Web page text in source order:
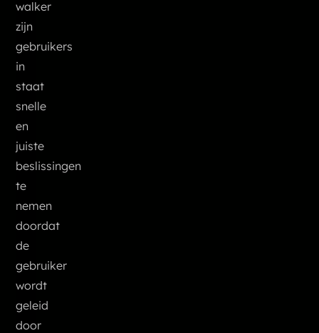
walker
zijn
gebruikers
in
staat
snelle
en
juiste
beslissingen
te
nemen
doordat
de
gebruiker
wordt
geleid
door